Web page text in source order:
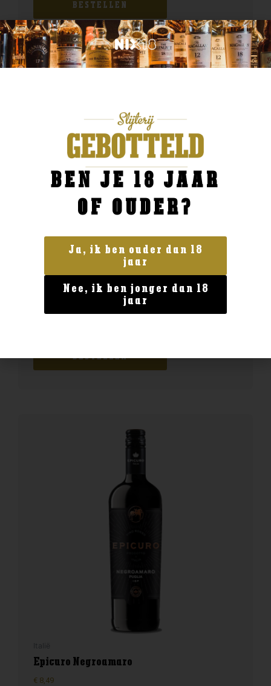
BESTELLEN
Frankrijk
Bollinger Special Cuvee Magnum
BESTELLEN
Epicuro Negroamaro
€ 8,49
BEN JE 18 JAAR
OF OUDER?
Ja, ik ben ouder dan 18
jaar
Nee, ik ben jonger dan 18
jaar